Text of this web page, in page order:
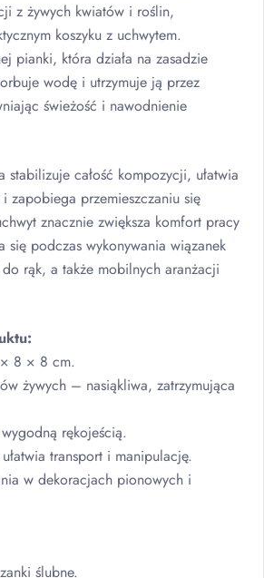
z żywych kwiatów i roślin,
koszyku z uchwytem.
pianki, która działa na zasadzie
wodę i utrzymuje ją przez
świeżość i nawodnienie
stabilizuje całość kompozycji, ułatwia
zapobiega przemieszczaniu się
znacznie zwiększa komfort pracy
się podczas wykonywania wiązanek
rąk, a także mobilnych aranżacji
8 × 8 cm.
żywych – nasiąkliwa, zatrzymująca
rękojeścią.
transport i manipulację.
w dekoracjach pionowych i
ślubne.